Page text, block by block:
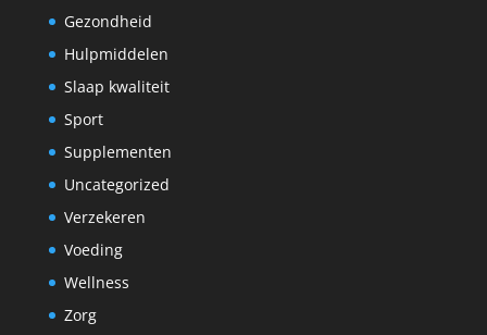
Gezondheid
Hulpmiddelen
Slaap kwaliteit
Sport
Supplementen
Uncategorized
Verzekeren
Voeding
Wellness
Zorg